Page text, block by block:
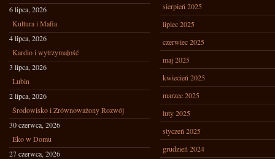
6 lipca, 2026
Kultura i Mafia
4 lipca, 2026
Kardio i wytrzymałość
3 lipca, 2026
Lubin
2 lipca, 2026
Środowisko i Zrównoważony Rozwój
30 czerwca, 2026
Eko w Domu
27 czerwca, 2026
sierpień 2025
lipiec 2025
czerwiec 2025
maj 2025
kwiecień 2025
marzec 2025
luty 2025
styczeń 2025
grudzień 2024